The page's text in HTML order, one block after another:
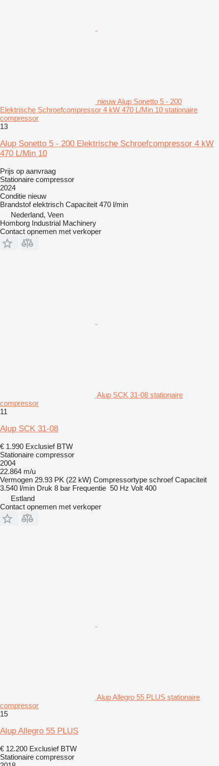
nieuw Alup Sonetto 5 - 200
Elektrische Schroefcompressor 4 kW 470 L/Min 10 stationaire
compressor
13
Alup Sonetto 5 - 200 Elektrische Schroefcompressor 4 kW
470 L/Min 10
Prijs op aanvraag
Stationaire compressor
2024
Conditie nieuw
Brandstof elektrisch Capaciteit 470 l/min
Nederland, Veen
Homborg Industrial Machinery
Contact opnemen met verkoper
Alup SCK 31-08 stationaire
compressor
11
Alup SCK 31-08
€ 1.990 Exclusief BTW
Stationaire compressor
2004
22.864 m/u
Vermogen 29.93 PK (22 kW) Compressortype schroef Capaciteit
3.540 l/min Druk 8 bar Frequentie 50 Hz Volt 400
Estland
Contact opnemen met verkoper
Alup Allegro 55 PLUS stationaire
compressor
15
Alup Allegro 55 PLUS
€ 12.200 Exclusief BTW
Stationaire compressor